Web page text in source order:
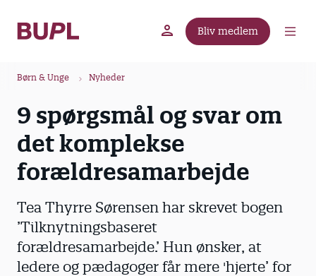
Bliv medlem
Børn & Unge Nyheder
9 spørgsmål og svar om
det komplekse
forældresamarbejde
Tea Thyrre Sørensen har skrevet bogen
’Tilknytningsbaseret
forældresamarbejde.’ Hun ønsker, at
ledere og pædagoger får mere 'hjerte’ for